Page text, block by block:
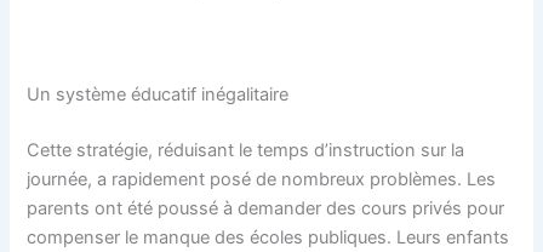
Un système éducatif inégalitaire
Cette stratégie, réduisant le temps d’instruction sur la
journée, a rapidement posé de nombreux problèmes. Les
parents ont été poussé à demander des cours privés pour
compenser le manque des écoles publiques. Leurs enfants